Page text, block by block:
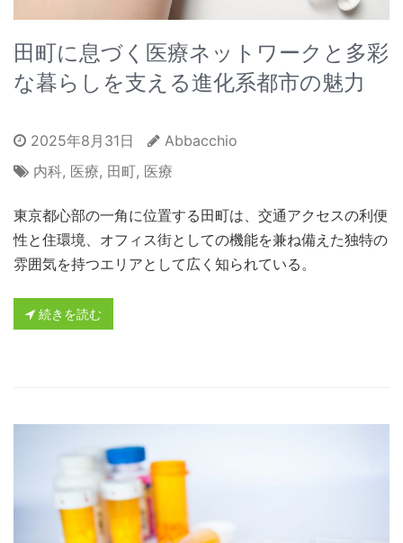
田町に息づく医療ネットワークと多彩
な暮らしを支える進化系都市の魅力
2025年8月31日
Abbacchio
内科, 医療, 田町, 医療
東京都心部の一角に位置する田町は、交通アクセスの利便
性と住環境、オフィス街としての機能を兼ね備えた独特の
雰囲気を持つエリアとして広く知られている。
続きを読む